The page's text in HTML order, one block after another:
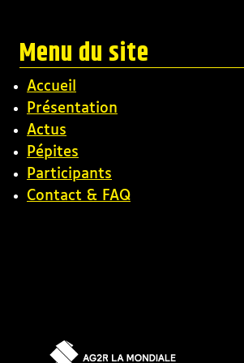
Menu du site
Accueil
Présentation
Actus
Pépites
Participants
Contact & FAQ